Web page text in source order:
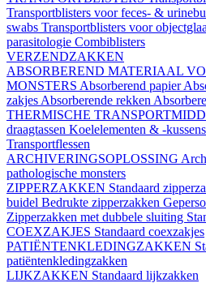
Transportblisters voor feces- &
swabs Transportblisters voor
parasitologie Combiblisters
VERZENDZAKKEN
ABSORBEREND MATERIAAL
MONSTERS Absorberend papier
zakjes Absorberende rekken
THERMISCHE
draagtassen Koelelementen & -kussens
Transportflessen
ARCHIVERINGSOPLOSSING
pathologische monsters
ZIPPERZAKKEN Standaard
buidel Bedrukte zipperzakken
Zipperzakken met dubbele sluiting
COEXZAKJES Standaard coexzakjes
PATIËNTENKLEDINGZAKKEN
patiëntenkledingzakken
LIJKZAKKEN Standaard lijkzakken